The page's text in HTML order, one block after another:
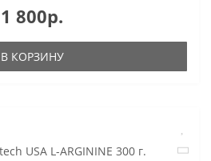
1 800р.
В КОРЗИНУ